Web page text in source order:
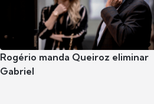
Rogério manda Queiroz eliminar
Gabriel